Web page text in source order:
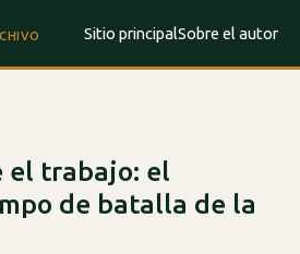
Sitio principalSobre el autor
el trabajo: el
de batalla de la